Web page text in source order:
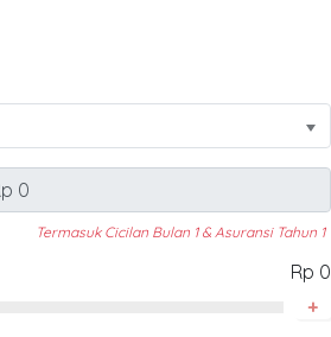
Termasuk Cicilan Bulan 1 & Asuransi Tahun 1
Rp 0
+